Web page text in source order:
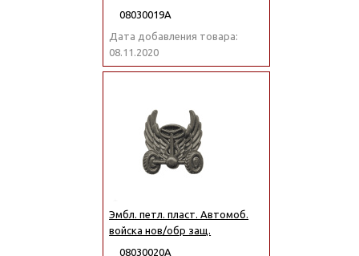
08030019А
Дата добавления товара:
08.11.2020
Эмбл. петл. пласт. Автомоб.
войска нов/обр защ.
08030020А